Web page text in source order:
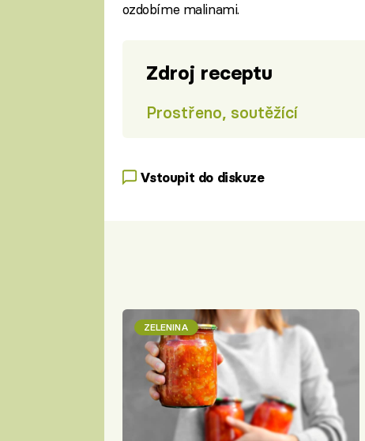
ozdobíme malinami.
Zdroj receptu
Prostřeno, soutěžící
Vstoupit do diskuze
ZELENINA